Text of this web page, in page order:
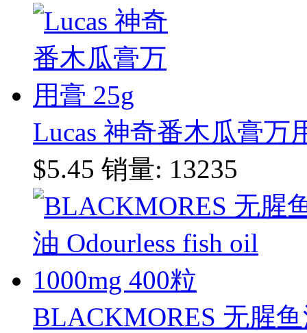
Lucas 神奇番木瓜膏万
$5.45 销量: 13235
BLACKMORES 无腥